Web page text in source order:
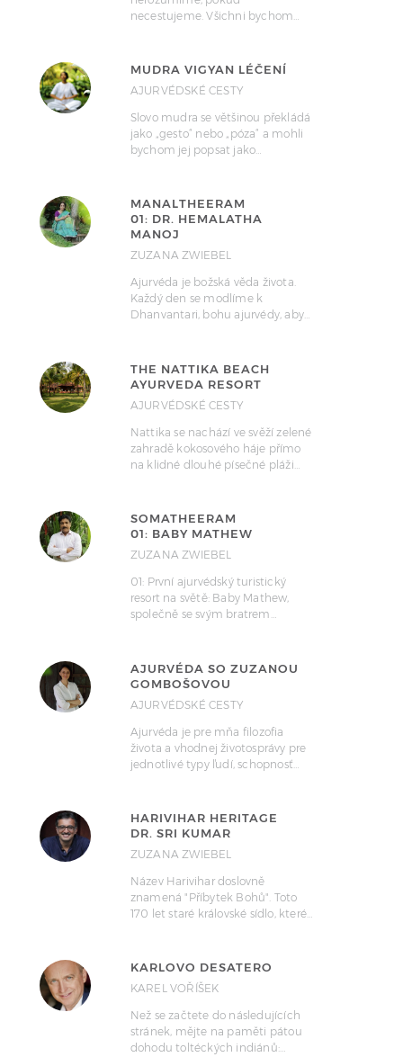
necestujeme. Všichni bychom…
MUDRA VIGYAN LÉČENÍ
AJURVÉDSKÉ CESTY
Slovo mudra se většinou překládá
jako „gesto“ nebo „póza“ a mohli
bychom jej popsat jako…
MANALTHEERAM
01: DR. HEMALATHA
MANOJ
ZUZANA ZWIEBEL
Ajurvéda je božská věda života.
Každý den se modlíme k
Dhanvantari, bohu ajurvédy, aby…
THE NATTIKA BEACH
AYURVEDA RESORT
AJURVÉDSKÉ CESTY
Nattika se nachází ve svěží zelené
zahradě kokosového háje přímo
na klidné dlouhé písečné pláži…
SOMATHEERAM
01: BABY MATHEW
ZUZANA ZWIEBEL
01: První ajurvédský turistický
resort na světě: Baby Mathew,
společně se svým bratrem…
AJURVÉDA SO ZUZANOU
GOMBOŠOVOU
AJURVÉDSKÉ CESTY
Ajurvéda je pre mňa filozofia
života a vhodnej životosprávy pre
jednotlivé typy ľudí, schopnosť…
HARIVIHAR HERITAGE
DR. SRI KUMAR
ZUZANA ZWIEBEL
Název Harivihar doslovně
znamená "Příbytek Bohů". Toto
170 let staré královské sídlo, které…
KARLOVO DESATERO
KAREL VOŘÍŠEK
Než se začtete do následujících
stránek, mějte na paměti pátou
dohodu toltéckých indiánů:…